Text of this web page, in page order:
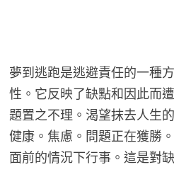
夢到逃跑是逃避責任的一種
性。它反映了缺點和因此而
題置之不理。渴望抹去人生
健康。焦慮。問題正在獲勝
面前的情況下行事。這是對